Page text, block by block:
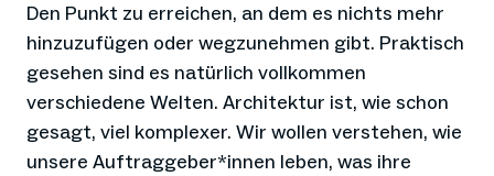
Den Punkt zu erreichen, an dem es nichts mehr
hinzuzufügen oder wegzunehmen gibt. Praktisch
gesehen sind es natürlich vollkommen
verschiedene Welten. Architektur ist, wie schon
gesagt, viel komplexer. Wir wollen verstehen, wie
unsere Auftraggeber*innen leben, was ihre